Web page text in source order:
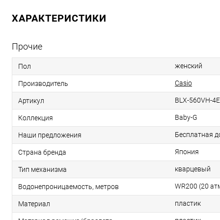
ХАРАКТЕРИСТИКИ
Прочие
Пол женский
Производитель Casio
Артикул BLX-560VH-
Коллекция Baby-G
Наши предложения Бесплатная
Страна бренда Япония
Тип механизма кварцевый
Водонепроницаемость, метров WR200 (20
Материал пластик